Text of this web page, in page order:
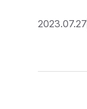
2023.07.27